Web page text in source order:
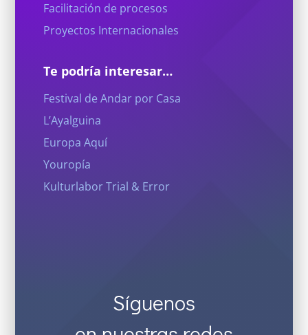
Facilitación de procesos
Proyectos Internacionales
Te podría interesar…
Festival de Andar por Casa
L’Ayalguina
Europa Aquí
Youropía
Kulturlabor Trial & Error
Síguenos